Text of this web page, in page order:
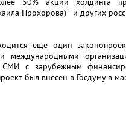
50% акций холдинга
Прохорова) - и других
еще один
международными
СМИ с зарубежным
был внесен в Госдуму в